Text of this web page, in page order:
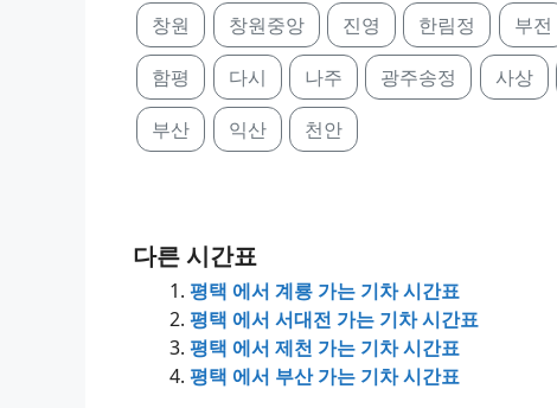
창원 창원중앙 진영 한림정 부전
함평 다시 나주 광주송정 사상
부산 익산 천안
다른 시간표
평택 에서 계룡 가는 기차 시간표
평택 에서 서대전 가는 기차 시간표
평택 에서 제천 가는 기차 시간표
평택 에서 부산 가는 기차 시간표